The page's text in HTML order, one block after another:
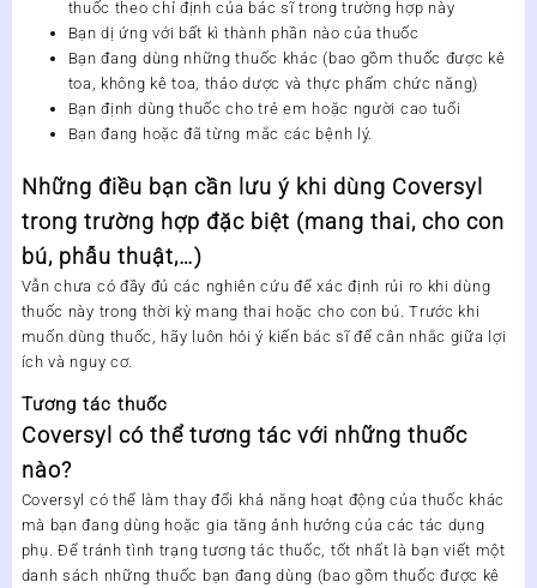
thuốc theo chỉ định của bác sĩ trong trường hợp này
Bạn dị ứng với bất kì thành phần nào của thuốc
Bạn đang dùng những thuốc khác (bao gồm thuốc được kê
toa, không kê toa, thảo dược và thực phẩm chức năng)
Bạn định dùng thuốc cho trẻ em hoặc người cao tuổi
Bạn đang hoặc đã từng mắc các bệnh lý.
Những điều bạn cần lưu ý khi dùng Coversyl
trong trường hợp đặc biệt (mang thai, cho con
bú, phẫu thuật,…)
Vẫn chưa có đầy đủ các nghiên cứu để xác định rủi ro khi dùng
thuốc này trong thời kỳ mang thai hoặc cho con bú. Trước khi
muốn dùng thuốc, hãy luôn hỏi ý kiến bác sĩ để cân nhắc giữa lợi
ích và nguy cơ.
Tương tác thuốc
Coversyl có thể tương tác với những thuốc
nào?
Coversyl có thể làm thay đổi khả năng hoạt động của thuốc khác
mà bạn đang dùng hoặc gia tăng ảnh hưởng của các tác dụng
phụ. Để tránh tình trạng tương tác thuốc, tốt nhất là bạn viết một
danh sách những thuốc bạn đang dùng (bao gồm thuốc được kê